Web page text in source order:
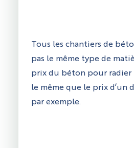
Tous les chantiers de
pas le même type de
prix du béton pour radier
le même que le prix d’un
par exemple.